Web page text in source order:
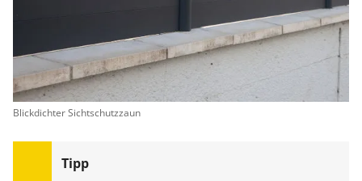
Blickdichter Sichtschutzzaun